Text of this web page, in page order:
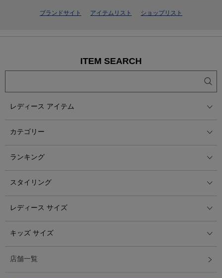
ブランドサイト アイテムリスト ショップリスト
ITEM SEARCH
レディース アイテム
カテゴリー
ランキング
スタイリング
レディース サイズ
キッズ サイズ
店舗一覧